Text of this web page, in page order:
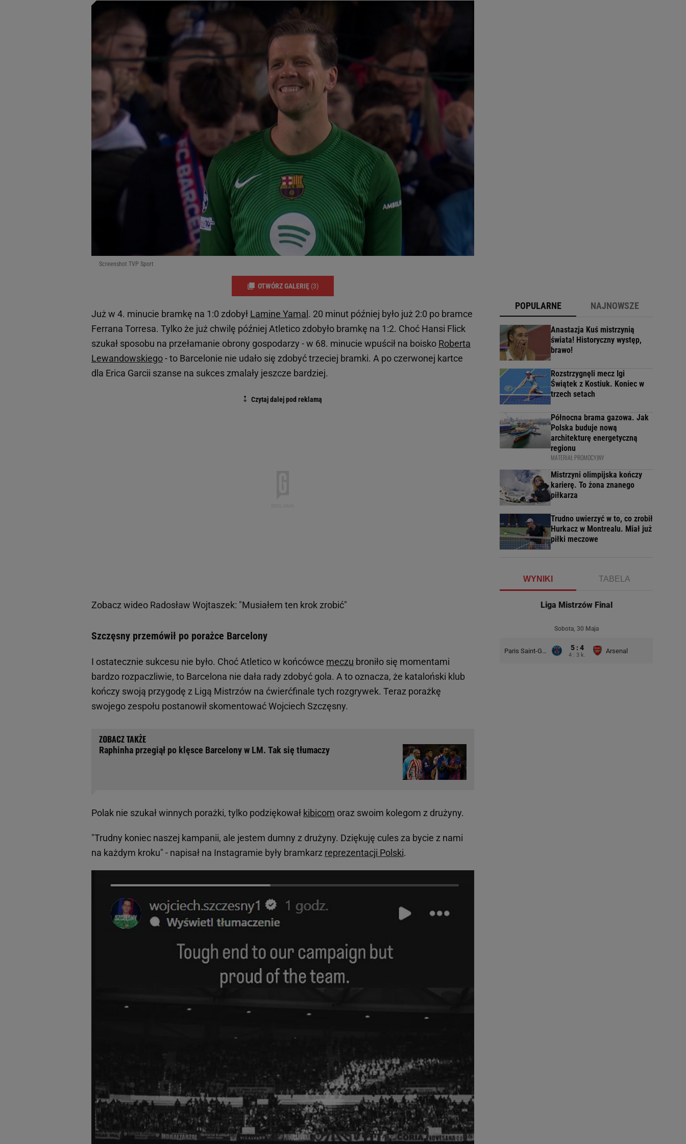
Screenshot TVP Sport
OTWÓRZ GALERIĘ (3)
Już w 4. minucie bramkę na 1:0 zdobył Lamine Yamal . 20 minut później było już 2:0 po bramce
Ferrana Torresa. Tylko że już chwilę później Atletico zdobyło bramkę na 1:2. Choć Hansi Flick
szukał sposobu na przełamanie obrony gospodarzy - w 68. minucie wpuścił na boisko Roberta
Lewandowskiego- to Barcelonie nie udało się zdobyć trzeciej bramki. A po czerwonej kartce
dla Erica Garcii szanse na sukces zmalały jeszcze bardziej.
Zobacz wideo Radosław Wojtaszek: "Musiałem ten krok zrobić"
Szczęsny przemówił po porażce Barcelony
I ostatecznie sukcesu nie było. Choć Atletico w końcówce meczu broniło się momentami
bardzo rozpaczliwie, to Barcelona nie dała rady zdobyć gola. A to oznacza, że kataloński klub
kończy swoją przygodę z Ligą Mistrzów na ćwierćfinale tych rozgrywek. Teraz porażkę
swojego zespołu postanowił skomentować Wojciech Szczęsny.
Raphinha przegiął po klęsce Barcelony w LM. Tak się tłumaczy
Polak nie szukał winnych porażki, tylko podziękował kibicom oraz swoim kolegom z drużyny.
"Trudny koniec naszej kampanii, ale jestem dumny z drużyny. Dziękuję cules za bycie z nami
na każdym kroku" - napisał na Instagramie były bramkarz reprezentacji Polski.
POPULARNE NAJNOWSZE
Anastazja Kuś mistrzynią
świata! Historyczny występ,
brawo!
Rozstrzygnęli mecz Igi
Świątek z Kostiuk. Koniec w
trzech setach
Północna brama gazowa. Jak
Polska buduje nową
architekturę energetyczną
regionu
MATERIAŁ PROMOCYJNY
Mistrzyni olimpijska kończy
karierę. To żona znanego
piłkarza
Trudno uwierzyć w to, co zrobił
Hurkacz w Montrealu. Miał już
piłki meczowe
WYNIKI TABELA
Liga Mistrzów Final
Sobota, 30 Maja
Paris Saint-Germain 5 : 4
4 : 3 k.
Arsenal